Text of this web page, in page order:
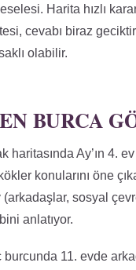
Harita hızlı
cevabı biraz
olabilir.
BURCA
haritasında Ay’ın 4.
konularını öne
(arkadaşlar, sosyal
anlatıyor.
burcunda 11. evde